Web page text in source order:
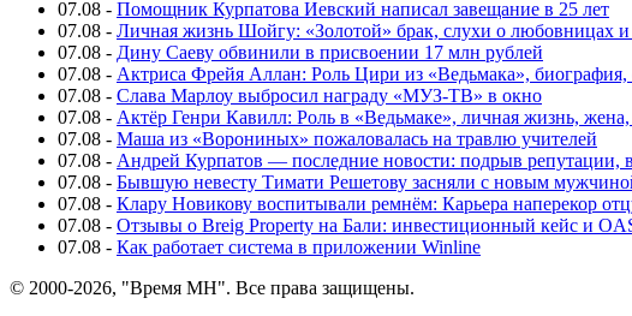
07.08 - Помощник Курпатова Иевский написал завещание в 25 лет
07.08 - Личная жизнь Шойгу: «Золотой» брак, слухи о любовницах и
07.08 - Дину Саеву обвинили в присвоении 17 млн рублей
07.08 - Актриса Фрейя Аллан: Роль Цири из «Ведьмака», биография,
07.08 - Слава Марлоу выбросил награду «МУЗ-ТВ» в окно
07.08 - Актёр Генри Кавилл: Роль в «Ведьмаке», личная жизнь,
07.08 - Маша из «Ворониных» пожаловалась на травлю учителей
07.08 - Андрей Курпатов — последние новости: подрыв репутации,
07.08 - Бывшую невесту Тимати Решетову засняли с новым
07.08 - Клару Новикову воспитывали ремнём: Карьера наперекор
07.08 - Отзывы о Breig Property на Бали: инвестиционный кейс и
07.08 - Как работает система в приложении Winline
© 2000-2026, "Время МН". Все права защищены.